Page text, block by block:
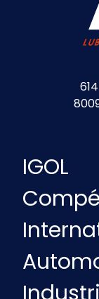
IGOL